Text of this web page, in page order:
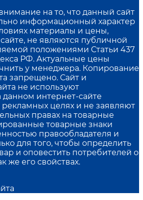
на то, что данный сайт
информационный характер
материалы и цены,
не являются публичной
положениями Статьи 437
РФ. Актуальные цены
у менеджера. Копирование
запрещено. Сайт и
не используют
интернет-сайте
целях и не заявляют
правах на товарные
товарные знаки
правообладателя и
для того, чтобы определить
и оповестить потребителей о
же его свойствах.